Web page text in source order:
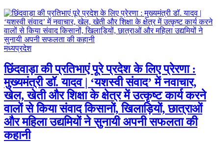
मध्यप्रदेश
छिंदवाड़ा की प्रतिभाएं पूरे प्रदेश के लिए प्रेरणा :
मुख्यमंत्री डॉ. यादव | ‘यशस्वी संवाद’ में नवाचार,
खेल, खेती और शिक्षा के क्षेत्र में उत्कृष्ट कार्य करने
वालों से किया संवाद किसानों, खिलाड़ियों, छात्राओं
और महिला उद्यमियों ने सुनायी अपनी सफलता की
कहानी